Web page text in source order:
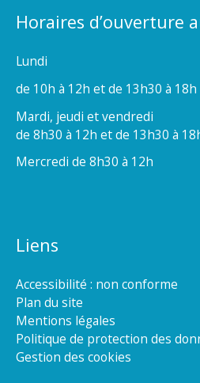
Horaires d’ouverture
Lundi
de 10h à 12h et de 13h30 à 18h
Mardi, jeudi et vendredi
de 8h30 à 12h et de 13h30 à
Mercredi de 8h30 à 12h
Liens
Accessibilité : non conforme
Plan du site
Mentions légales
Politique de protection des
Gestion des cookies